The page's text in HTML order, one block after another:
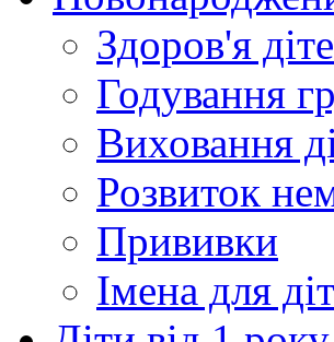
Здоров'я
Годування
Виховання
Розвиток
Прививки
Імена для